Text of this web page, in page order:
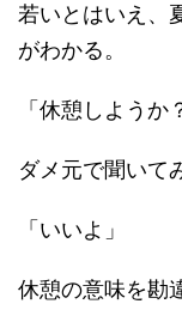
若いとはいえ、
がわかる。
「休憩しようか
ダメ元で聞いて
「いいよ」
休憩の意味を勘